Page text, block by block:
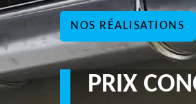
NOS RÉALISATIONS
PRIX